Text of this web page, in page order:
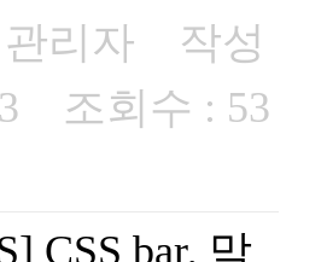
관리자 작성
조회수 : 53
CSS bar, 막